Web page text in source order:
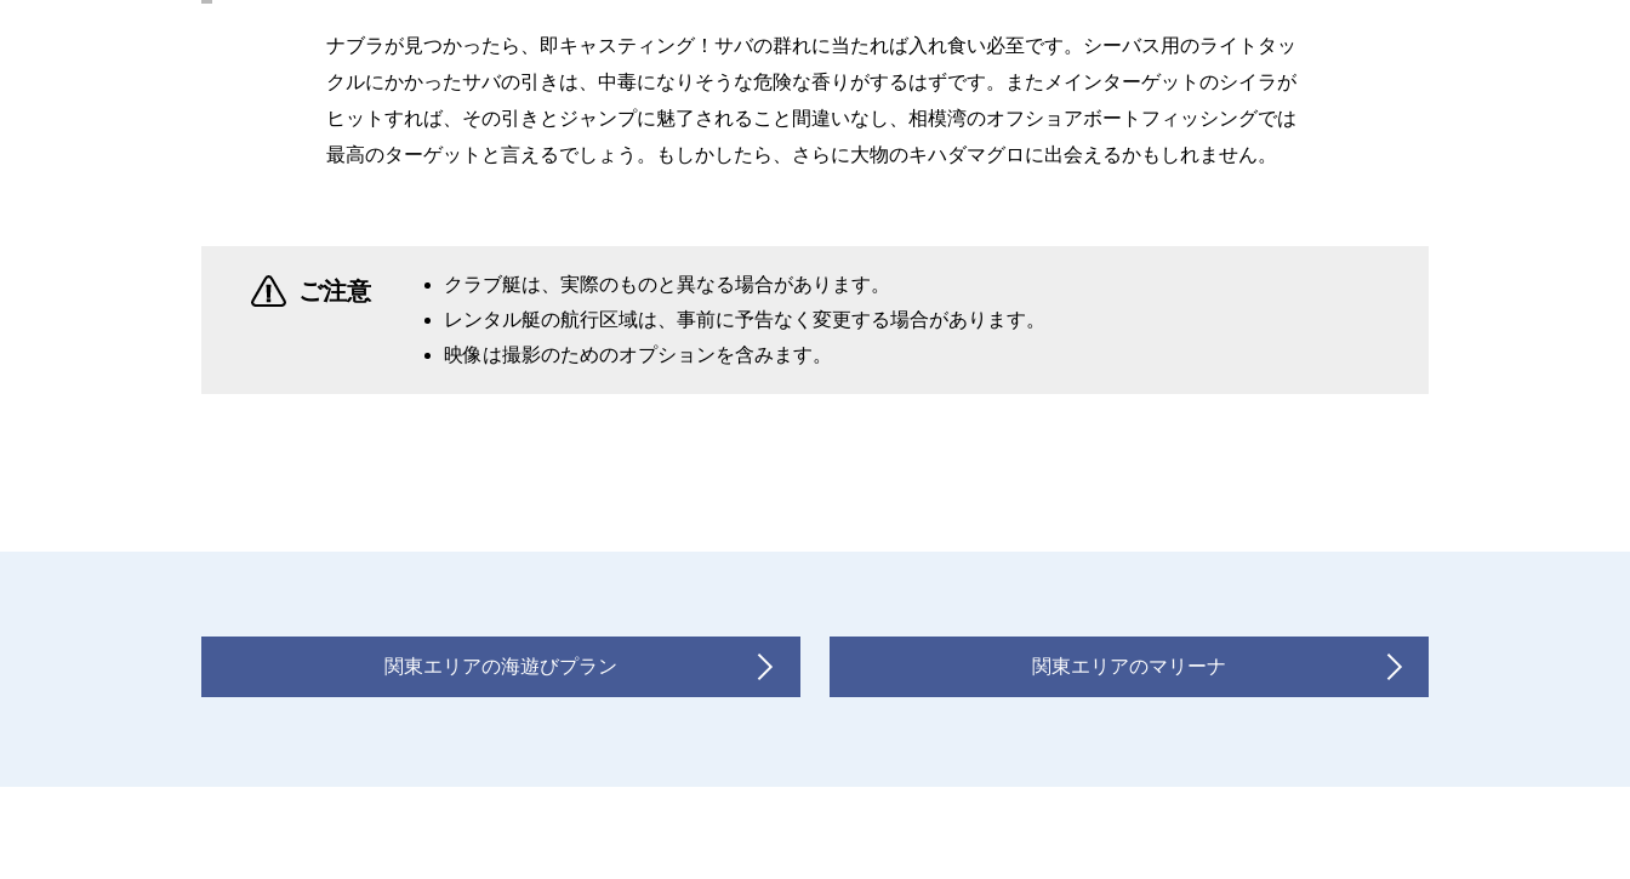
ナブラが見つかったら、即キャスティング！サバの群れに当たれば入れ食い必至です。シーバス用のライトタッ
クルにかかったサバの引きは、中毒になりそうな危険な香りがするはずです。またメインターゲットのシイラが
ヒットすれば、その引きとジャンプに魅了されること間違いなし、相模湾のオフショアボートフィッシングでは
最高のターゲットと言えるでしょう。もしかしたら、さらに大物のキハダマグロに出会えるかもしれません。
ご注意
クラブ艇は、実際のものと異なる場合があります。
レンタル艇の航行区域は、事前に予告なく変更する場合があります。
映像は撮影のためのオプションを含みます。
関東エリアの海遊びプラン 関東エリアのマリーナ